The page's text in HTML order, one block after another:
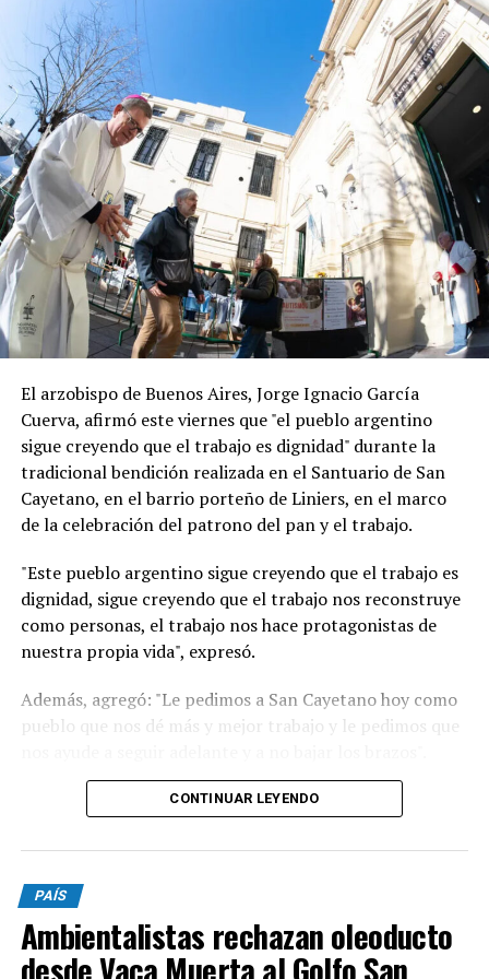
El arzobispo de Buenos Aires, Jorge Ignacio García
Cuerva, afirmó este viernes que "el pueblo argentino
sigue creyendo que el trabajo es dignidad" durante la
tradicional bendición realizada en el Santuario de San
Cayetano, en el barrio porteño de Liniers, en el marco
de la celebración del patrono del pan y el trabajo.
"Este pueblo argentino sigue creyendo que el trabajo es
dignidad, sigue creyendo que el trabajo nos reconstruye
como personas, el trabajo nos hace protagonistas de
nuestra propia vida", expresó.
Además, agregó: "Le pedimos a San Cayetano hoy como
pueblo que nos dé más y mejor trabajo y le pedimos que
"Un signo de esperanza es verlos a todos ustedes
trabajadores que de manera dedicada comprometida
están aquí con sus herramientas, con el fruto de su
trabajo con sus manos con su corazón queriendo
reconstruir seguramente la vida de su familia y la de
nuestro país. Cuando decimos que recibimos la
bendición es como cuando nuestros pibes en el barrio
CONTINUAR LEYENDO
PAÍS
Ambientalistas rechazan oleoducto
desde Vaca Muerta al Golfo San